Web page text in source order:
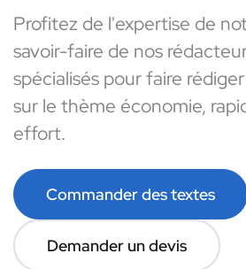
Profitez de l'expertise de
savoir-faire de nos
spécialisés pour faire
sur le thème économie,
effort.
Commander des textes
Demander un devis